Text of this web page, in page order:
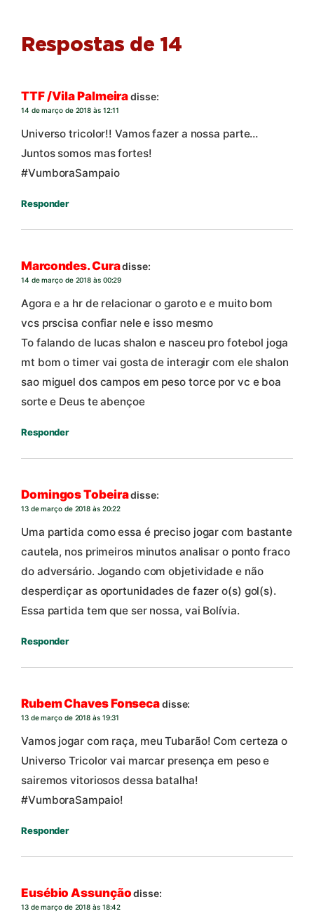
Respostas de 14
TTF /Vila Palmeiradisse:
14 de março de 2018 às 12:11
Universo tricolor!! Vamos fazer a nossa parte…
Juntos somos mas fortes!
#VumboraSampaio
Responder
Marcondes. Curadisse:
14 de março de 2018 às 00:29
Agora e a hr de relacionar o garoto e e muito bom
vcs prscisa confiar nele e isso mesmo
To falando de lucas shalon e nasceu pro fotebol joga
mt bom o timer vai gosta de interagir com ele shalon
sao miguel dos campos em peso torce por vc e boa
sorte e Deus te abençoe
Responder
Domingos Tobeiradisse:
13 de março de 2018 às 20:22
Uma partida como essa é preciso jogar com bastante
cautela, nos primeiros minutos analisar o ponto fraco
do adversário. Jogando com objetividade e não
desperdiçar as oportunidades de fazer o(s) gol(s).
Essa partida tem que ser nossa, vai Bolívia.
Responder
Rubem Chaves Fonsecadisse:
13 de março de 2018 às 19:31
Vamos jogar com raça, meu Tubarão! Com certeza o
Universo Tricolor vai marcar presença em peso e
sairemos vitoriosos dessa batalha!
#VumboraSampaio!
Responder
Eusébio Assunçãodisse:
13 de março de 2018 às 18:42